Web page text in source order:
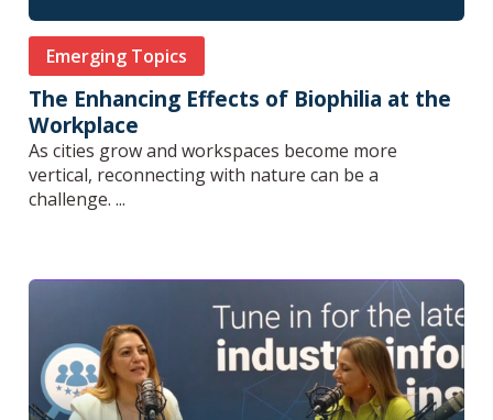
Emerging Topics
The Enhancing Effects of Biophilia at the
Workplace
As cities grow and workspaces become more
vertical, reconnecting with nature can be a
challenge. ...